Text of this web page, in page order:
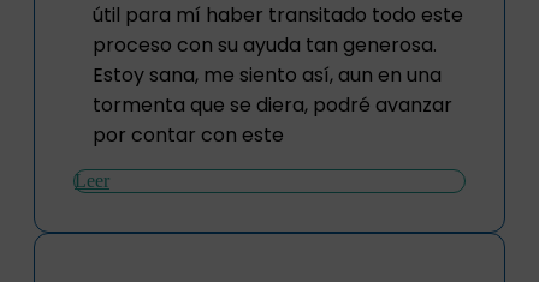
útil para mí haber transitado todo este
proceso con su ayuda tan generosa.
Estoy sana, me siento así, aun en una
tormenta que se diera, podré avanzar
por contar con este
Leer